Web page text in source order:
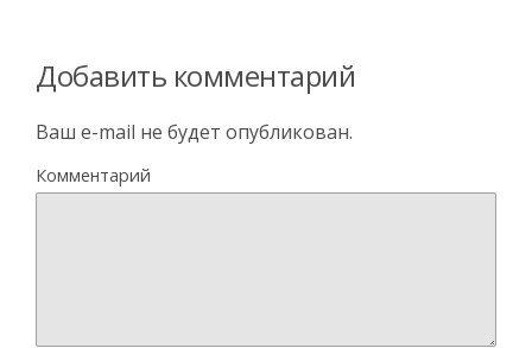
Добавить комментарий
Ваш e-mail не будет опубликован.
Комментарий